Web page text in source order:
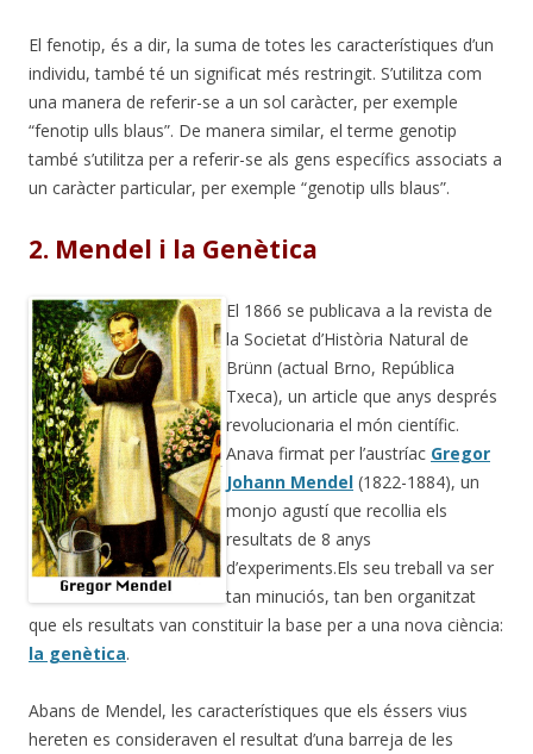
El fenotip, és a dir, la suma de totes les característiques d’un
individu, també té un significat més restringit. S’utilitza com
una manera de referir-se a un sol caràcter, per exemple
“fenotip ulls blaus”. De manera similar, el terme genotip
també s’utilitza per a referir-se als gens específics associats a
un caràcter particular, per exemple “genotip ulls blaus”.
2. Mendel i la Genètica
El 1866 se publicava a la revista de
la Societat d’Història Natural de
Brünn (actual Brno, República
Txeca), un article que anys després
revolucionaria el món científic.
Anava firmat per l’austríac Gregor
Johann Mendel (1822-1884), un
monjo agustí que recollia els
resultats de 8 anys
d’experiments.Els seu treball va ser
tan minuciós, tan ben organitzat
que els resultats van constituir la base per a una nova ciència:
la genètica.
Abans de Mendel, les característiques que els éssers vius
hereten es consideraven el resultat d’una barreja de les